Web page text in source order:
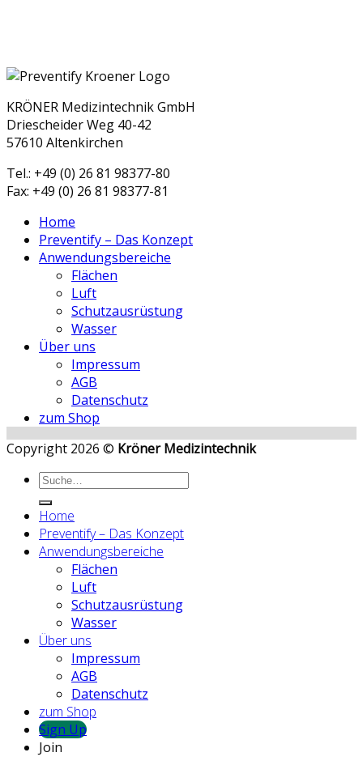
KRÖNER Medizintechnik GmbH
Driescheider Weg 40-42
57610 Altenkirchen
Tel.: +49 (0) 26 81 98377-80
Fax: +49 (0) 26 81 98377-81
Home
Preventify – Das Konzept
Anwendungsbereiche
Flächen
Luft
Schutzausrüstung
Wasser
Über uns
Impressum
AGB
Datenschutz
zum Shop
Copyright 2026 © Kröner Medizintechnik
Home
Preventify – Das Konzept
Anwendungsbereiche
Flächen
Luft
Schutzausrüstung
Wasser
Über uns
Impressum
AGB
Datenschutz
zum Shop
Sign Up
Join